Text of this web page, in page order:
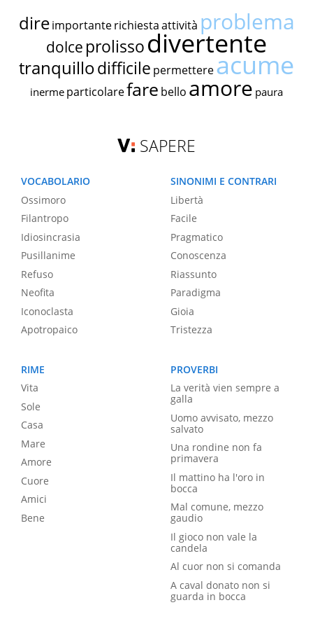
dire importante richiestaattività problema
dolce prolissodivertente
tranquillodifficile permettereacume
inerme particolarefare bello amore paura
SAPERE
VOCABOLARIO
Ossimoro
Filantropo
Idiosincrasia
Pusillanime
Refuso
Neofita
Iconoclasta
Apotropaico
SINONIMI E CONTRARI
Libertà
Facile
Pragmatico
Conoscenza
Riassunto
Paradigma
Gioia
Tristezza
RIME
Vita
Sole
Casa
Mare
Amore
Cuore
Amici
Bene
PROVERBI
La verità vien sempre a
galla
Uomo avvisato, mezzo
salvato
Una rondine non fa
primavera
Il mattino ha l'oro in
bocca
Mal comune, mezzo
gaudio
Il gioco non vale la
candela
Al cuor non si comanda
A caval donato non si
guarda in bocca